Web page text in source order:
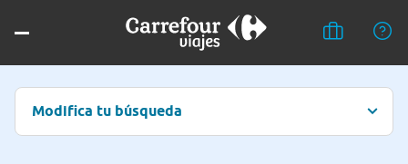
Modifica tu búsqueda